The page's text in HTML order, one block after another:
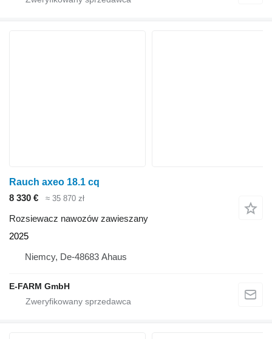
Rauch axeo 18.1 cq
8 330 €
≈ 35 870 zł
Rozsiewacz nawozów zawieszany
2025
Niemcy, De-48683 Ahaus
E-FARM GmbH